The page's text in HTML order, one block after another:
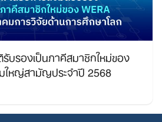
บรองเป็นภาคีสมาชิกใหม่ของ
ใหญ่สามัญประจำปี 2568